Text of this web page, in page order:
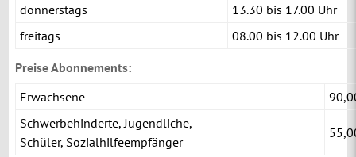
donnerstags
13.30 bis 17.00 Uhr
freitags
08.00 bis 12.00 Uhr
Preise Abonnements:
Erwachsene
Schwerbehinderte, Jugendliche,
Schüler, Sozialhilfeempfänger